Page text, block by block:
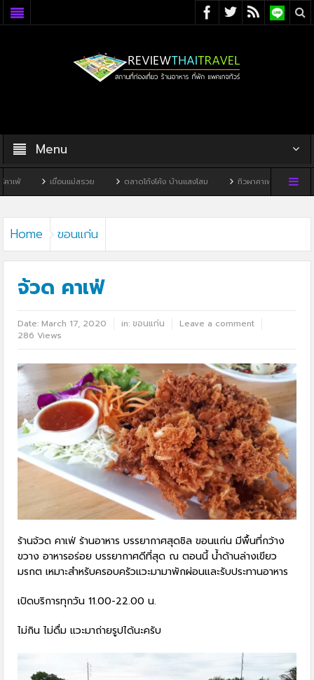
Menu
ม่สรวย ตลาดโก้งโค้ง บ้านแสงโสม ทิวผาคาเฟ่ บ้านพิพิธภัณฑ์ไทดำ
Home ขอนแก่น
จ้วด คาเฟ่
Date: March 17, 2020 in:ขอนแก่น
Leave a comment
286 Views
ร้านจ้วด คาเฟ่ ร้านอาหาร บรรยากาศสุดชิล ขอนแก่น มีพื้นที่กว้าง
ขวาง อาหารอร่อย บรรยากาศดีที่สุด ณ ตอนนี้ น้ำด้านล่างเขียว
มรกต เหมาะสำหรับครอบครัวแวะมามาพักผ่อนและรับประทานอาหาร
เปิดบริการทุกวัน 11.00-22.00 น.
ไม่กิน ไม่ดื่ม แวะมาถ่ายรูปได้นะครับ